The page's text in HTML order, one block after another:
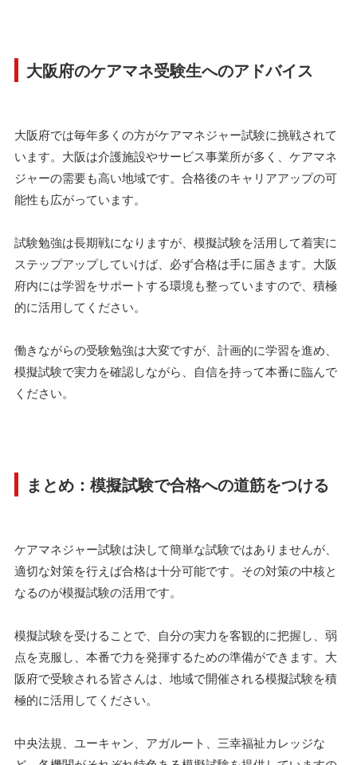
大阪府のケアマネ受験生へのアドバイス
大阪府では毎年多くの方がケアマネジャー試験に挑戦されて
います。大阪は介護施設やサービス事業所が多く、ケアマネ
ジャーの需要も高い地域です。合格後のキャリアアップの可
能性も広がっています。
試験勉強は長期戦になりますが、模擬試験を活用して着実に
ステップアップしていけば、必ず合格は手に届きます。大阪
府内には学習をサポートする環境も整っていますので、積極
的に活用してください。
働きながらの受験勉強は大変ですが、計画的に学習を進め、
模擬試験で実力を確認しながら、自信を持って本番に臨んで
ください。
まとめ：模擬試験で合格への道筋をつける
ケアマネジャー試験は決して簡単な試験ではありませんが、
適切な対策を行えば合格は十分可能です。その対策の中核と
なるのが模擬試験の活用です。
模擬試験を受けることで、自分の実力を客観的に把握し、弱
点を克服し、本番で力を発揮するための準備ができます。大
阪府で受験される皆さんは、地域で開催される模擬試験を積
極的に活用してください。
中央法規、ユーキャン、アガルート、三幸福祉カレッジな